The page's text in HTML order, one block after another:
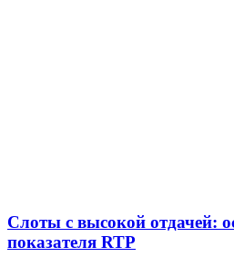
Слоты с высокой отдачей:
показателя RTP